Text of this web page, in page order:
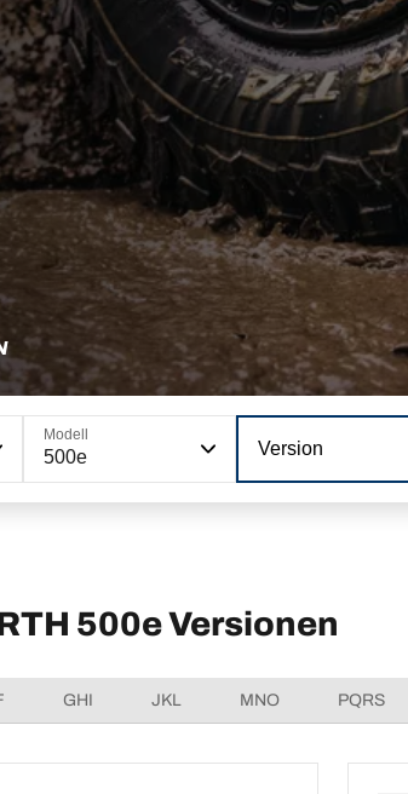
Modell
500e Version
500e Versionen
GHI JKL MNO PQRS